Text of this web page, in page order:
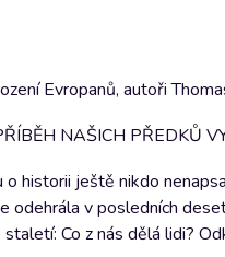
Evropanů, autoři
NAŠICH PŘEDKŮ
o historii ještě nikdo
odehrála v posledních
Co z nás dělá lidi?